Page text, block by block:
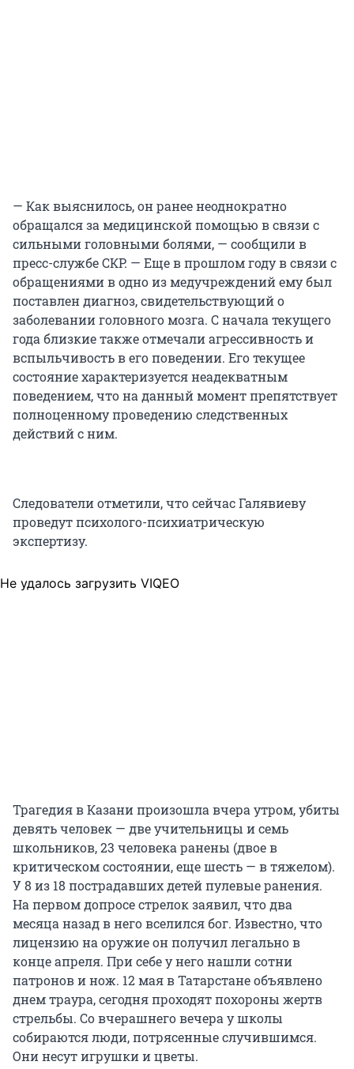
— Как выяснилось, он ранее неоднократно
обращался за медицинской помощью в связи с
сильными головными болями, — сообщили в
пресс-службе СКР. — Еще в прошлом году в связи с
обращениями в одно из медучреждений ему был
поставлен диагноз, свидетельствующий о
заболевании головного мозга. С начала текущего
года близкие также отмечали агрессивность и
вспыльчивость в его поведении. Его текущее
состояние характеризуется неадекватным
поведением, что на данный момент препятствует
полноценному проведению следственных
действий с ним.
Следователи отметили, что сейчас Галявиеву
проведут психолого-психиатрическую
экспертизу.
Не удалось загрузить VIQEO
Трагедия в Казани произошла вчера утром, убиты
девять человек — две учительницы и семь
школьников, 23 человека ранены (двое в
критическом состоянии, еще шесть — в тяжелом).
У 8 из 18 пострадавших детей пулевые ранения.
На первом допросе стрелок заявил, что два
месяца назад в него вселился бог. Известно, что
лицензию на оружие он получил легально в
конце апреля. При себе у него нашли сотни
патронов и нож. 12 мая в Татарстане объявлено
днем траура, сегодня проходят похороны жертв
стрельбы. Со вчерашнего вечера у школы
собираются люди, потрясенные случившимся.
Они несут игрушки и цветы.